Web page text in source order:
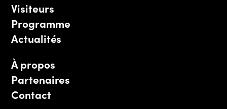
Visiteurs
Programme
Actualités
À propos
Partenaires
Contact